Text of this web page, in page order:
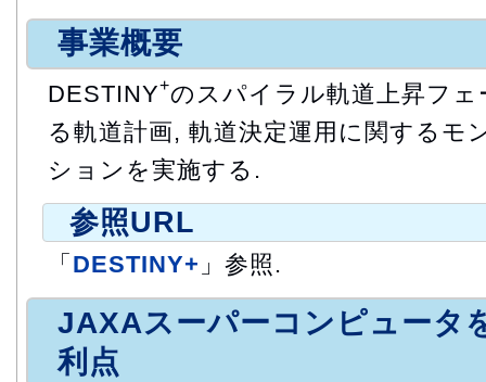
事業概要
DESTINY+のスパイラル軌道上昇フ
る軌道計画, 軌道決定運用に関するモ
ションを実施する.
参照URL
「 DESTINY+ 」参照.
JAXAスーパーコンピュータ
利点